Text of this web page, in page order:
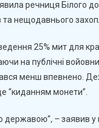
речниця Білого
та нещодавнього
25% мит для
на публічні
менш впевнено.
“киданням монети”.
– заявив